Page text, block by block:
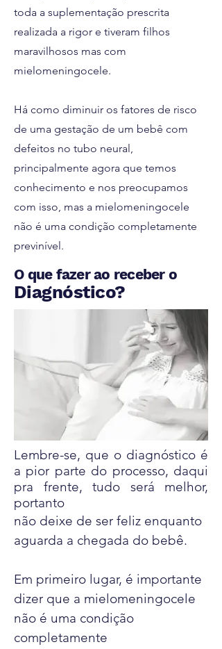
toda a suplementação prescrita
realizada a rigor e tiveram filhos
maravilhosos mas com
mielomeningocele.
Há como diminuir os fatores de risco
de uma gestação de um bebê com
defeitos no tubo neural,
principalmente agora que temos
conhecimento e nos preocupamos
com isso, mas a mielomeningocele
não é uma condição completamente
previnível.
O que fazer ao receber o
Diagnóstico?
Lembre-se, que o diagnóstico é
a pior parte do processo, daqui
pra frente, tudo será melhor,
portanto
não deixe de ser feliz enquanto
aguarda a chegada do bebê.
Em primeiro lugar, é importante
dizer que a mielomeningocele
não é uma condição
completamente